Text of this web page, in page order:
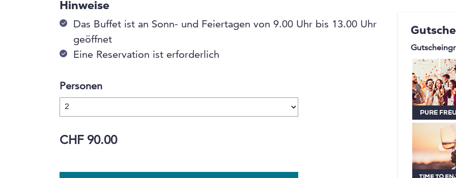
Ein
ist das
365
Stunden
Sie
vielen
Hinweise
Das Buffet ist an Sonn- und Feiertagen von 9.00 Uhr bis 13.00 Uhr
geöffnet
Eine Reservation ist erforderlich
Personen
CHF 90.00